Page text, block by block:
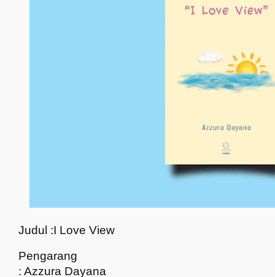
Judul :I Love View
Pengarang
: Azzura Dayana